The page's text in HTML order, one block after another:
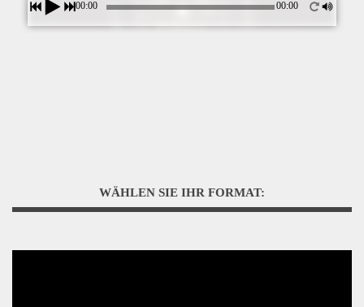
00:00 00:00
WÄHLEN SIE IHR FORMAT: